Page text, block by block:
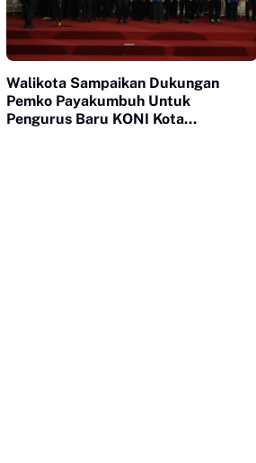
Walikota Sampaikan Dukungan
Pemko Payakumbuh Untuk
Pengurus Baru KONI Kota